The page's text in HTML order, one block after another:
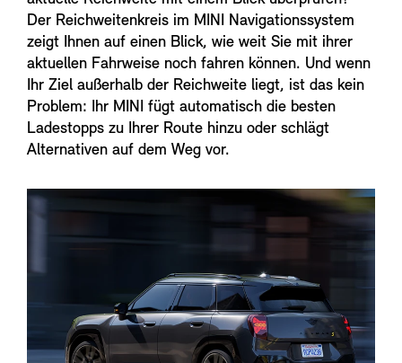
Der Reichweitenkreis im MINI Navigationssystem
zeigt Ihnen auf einen Blick, wie weit Sie mit ihrer
aktuellen Fahrweise noch fahren können. Und wenn
Ihr Ziel außerhalb der Reichweite liegt, ist das kein
Problem: Ihr MINI fügt automatisch die besten
Ladestopps zu Ihrer Route hinzu oder schlägt
Alternativen auf dem Weg vor.